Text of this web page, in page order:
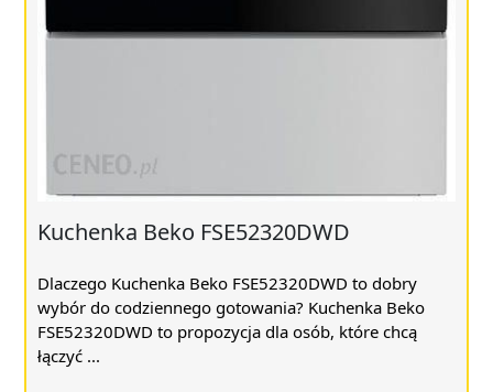
Kuchenka Beko FSE52320DWD
Dlaczego Kuchenka Beko FSE52320DWD to dobry
wybór do codziennego gotowania? Kuchenka Beko
FSE52320DWD to propozycja dla osób, które chcą
łączyć ...